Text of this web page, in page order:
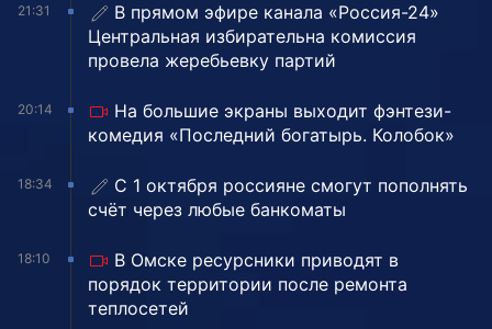
21:31
В прямом эфире канала «Россия-24»
Центральная избирательна комиссия
провела жеребьевку партий
20:14
На большие экраны выходит фэнтези-
комедия «Последний богатырь. Колобок»
18:34
С 1 октября россияне смогут пополнять
счёт через любые банкоматы
18:10
В Омске ресурсники приводят в
порядок территории после ремонта
теплосетей